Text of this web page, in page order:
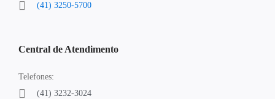
(41) 3250-5700
Central de Atendimento
Telefones:
(41) 3232-3024